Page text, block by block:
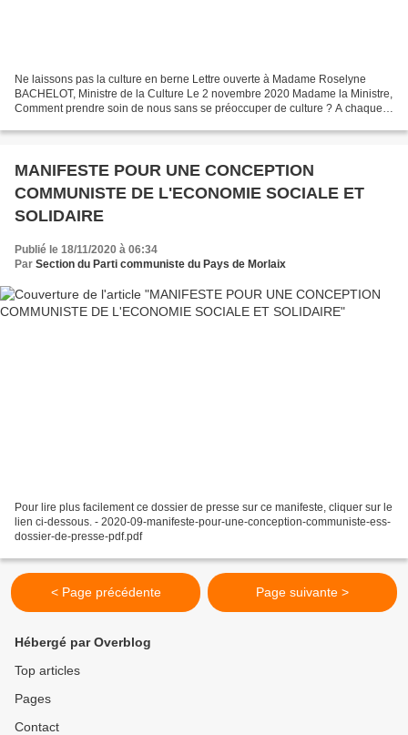
Ne laissons pas la culture en berne Lettre ouverte à Madame Roselyne
BACHELOT, Ministre de la Culture Le 2 novembre 2020 Madame la Ministre,
Comment prendre soin de nous sans se préoccuper de culture ? A chaque
MANIFESTE POUR UNE CONCEPTION
COMMUNISTE DE L'ECONOMIE SOCIALE ET
SOLIDAIRE
Publié le 18/11/2020 à 06:34
Par Section du Parti communiste du Pays de Morlaix
Pour lire plus facilement ce dossier de presse sur ce manifeste, cliquer sur le
lien ci-dessous. - 2020-09-manifeste-pour-une-conception-communiste-ess-
dossier-de-presse-pdf.pdf
< Page précédente Page suivante >
Hébergé par Overblog
Top articles
Pages
Contact